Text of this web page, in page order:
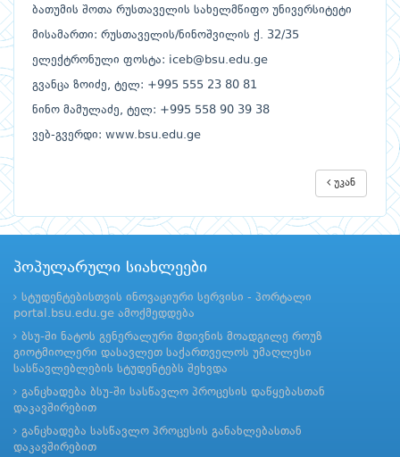
ბათუმის შოთა რუსთაველის სახელმწიფო უნივერსიტეტი
მისამართი: რუსთაველის/ნინოშვილის ქ. 32/35
ელექტრონული ფოსტა: iceb@bsu.edu.ge
გვანცა ზოიძე, ტელ: +995 555 23 80 81
ნინო მამულაძე, ტელ: +995 558 90 39 38
ვებ-გვერდი: www.bsu.edu.ge
უკან
პოპულარული სიახლეები
სტუდენტებისთვის ინოვაციური სერვისი - პორტალი
portal.bsu.edu.ge ამოქმედდება
ბსუ-ში ნატოს გენერალური მდივნის მოადგილე როუზ
გიოტმიოლერი დასავლეთ საქართველოს უმაღლესი
სასწავლებლების სტუდენტებს შეხვდა
განცხადება ბსუ-ში სასწავლო პროცესის დაწყებასთან
დაკავშირებით
განცხადება სასწავლო პროცესის განახლებასთან
დაკავშირებით